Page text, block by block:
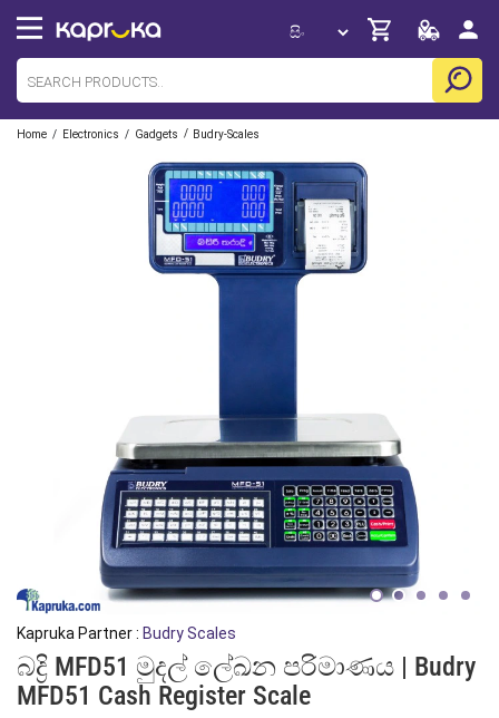
Home / Electronics / Gadgets / Budry-Scales
Kapruka Partner : Budry Scales
බද්‍රි MFD51 මුදල් ලේඛන පරිමාණය | Budry
MFD51 Cash Register Scale